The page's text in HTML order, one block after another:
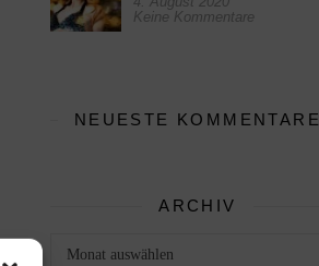
Keine Kommentare
NEUESTE KOMMENTARE
ARCHIV